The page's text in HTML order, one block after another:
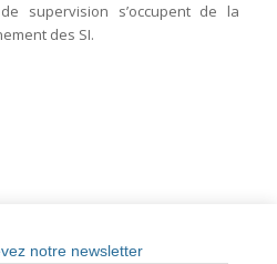
supervision s’occupent de la
des SI.
notre newsletter